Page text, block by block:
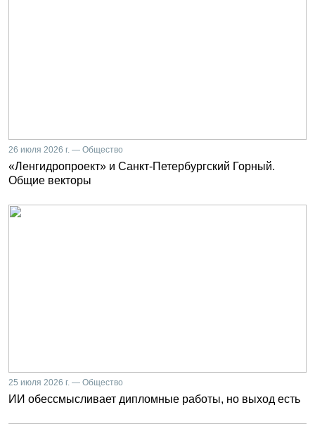
26 июля 2026 г. — Общество
«Ленгидропроект» и Санкт-Петербургский Горный.
Общие векторы
25 июля 2026 г. — Общество
ИИ обессмысливает дипломные работы, но выход есть